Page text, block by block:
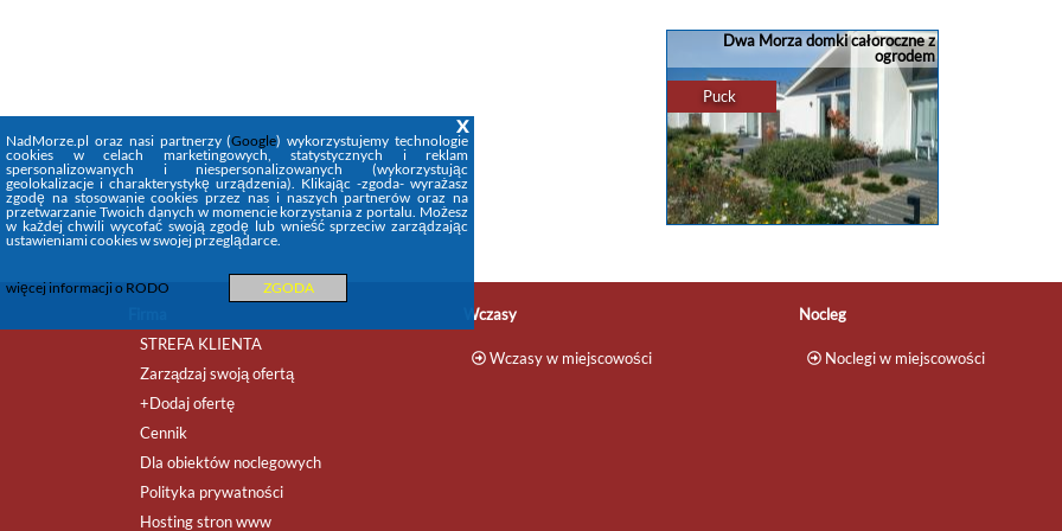
NadMorze.pl oraz nasi partnerzy (Google) wykorzystujemy technologie
cookies w celach marketingowych, statystycznych i reklam
spersonalizowanych i niespersonalizowanych (wykorzystując
geolokalizacje i charakterystykę urządzenia). Klikając -zgoda- wyrażasz
zgodę na stosowanie cookies przez nas i naszych partnerów oraz na
przetwarzanie Twoich danych w momencie korzystania z portalu. Możesz
w każdej chwili wycofać swoją zgodę lub wnieść sprzeciw zarządzając
ustawieniami cookies w swojej przeglądarce.
więcej informacji o RODO ZGODA
x
apartamenty,domki ,rezerwacja
Juracie? ?Jurata to miejscowość w
województwie pomorskim? położona
domki,rezerwacja ...
Apartments by the Beach by Noclegi
Renters Międzyzdroje to doskonały
wybór dla osób szukających
komfortowego ...
apartamenty,domki
Puck
Dwa Morza domki całoroczne z
ogrodem
oferta domku 4 - osobowego?
łazienka, salon, sypialnia? ...
STREFA KLIENTA
Zarządzaj swoją ofertą
+Dodaj ofertę
Cennik
Dla obiektów noclegowych
Polityka prywatności
Hosting stron www
Wczasy
Wczasy w miejscowości
Nocleg
Noclegi w miejscowości